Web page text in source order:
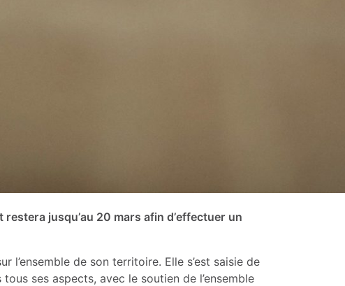
jusqu’au 20 mars afin d’effectuer un
l’ensemble de son territoire. Elle s’est saisie de
ses aspects, avec le soutien de l’ensemble